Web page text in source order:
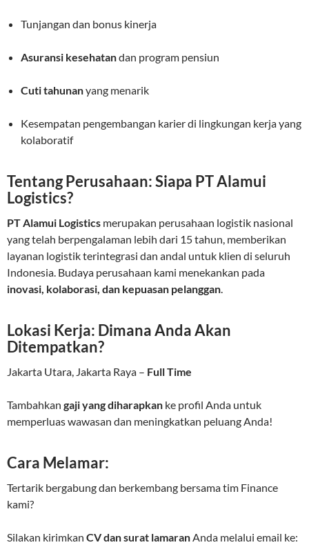
Tunjangan dan bonus kinerja
Asuransi kesehatandan program pensiun
Cuti tahunanyang menarik
Kesempatan pengembangan karier di lingkungan kerja yang
kolaboratif
Tentang Perusahaan: Siapa PT Alamui
Logistics?
PT Alamui Logistics merupakan perusahaan logistik nasional
yang telah berpengalaman lebih dari 15 tahun, memberikan
layanan logistik terintegrasi dan andal untuk klien di seluruh
Indonesia. Budaya perusahaan kami menekankan pada
inovasi, kolaborasi, dan kepuasan pelanggan.
Lokasi Kerja: Dimana Anda Akan
Ditempatkan?
Jakarta Utara, Jakarta Raya – Full Time
Tambahkan gaji yang diharapkan ke profil Anda untuk
memperluas wawasan dan meningkatkan peluang Anda!
Cara Melamar:
Tertarik bergabung dan berkembang bersama tim Finance
kami?
Silakan kirimkan CV dan surat lamaranAnda melalui email ke: